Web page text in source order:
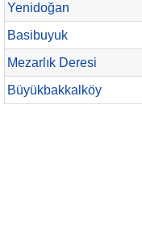
Yenidoğan
Basibuyuk
Mezarlık Deresi
Büyükbakkalköy